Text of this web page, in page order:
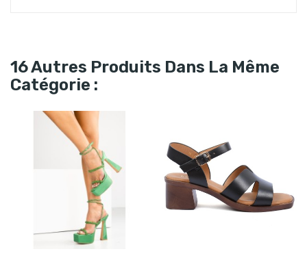
16 Autres Produits Dans La Même
Catégorie :